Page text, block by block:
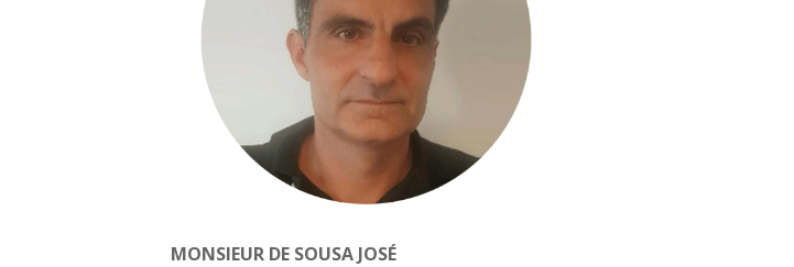
MONSIEUR DE SOUSA JOSÉ